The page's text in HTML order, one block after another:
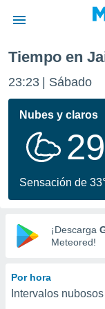
de
ha sido
calidad.
a este
las
y
digital
basada
Tiempo en
23:23 Sábado
Nubes y claros
Sensación de
¡Descarga
Meteored!
Por hora
Intervalos